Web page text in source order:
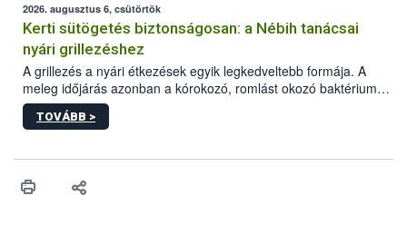
érésű szőlőkben is legyen lehetőség a károsító elleni további
védekezésre. Az Oroganic készítmény kis kiszerelésben kiskerti
felhasználók számára is elérhető és ökológiai termesztésben is
engedélyezett.
2026. augusztus 6, csütörtök
Kerti sütögetés biztonságosan: a Nébih tanácsai
nyári grillezéshez
A grillezés a nyári étkezések egyik legkedveltebb formája. A
meleg időjárás azonban a kórokozó, romlást okozó baktériumok
gyorsabb szaporodásának is kedvez. A szabadtéri sütögetés
ezért nem csupán a megfelelő sütési technikáról szól: legalább
higiéniai szabályok betartása, a megfelelő hőkezelés, valamint a
biztonsági Hivatal (Nébih) Oktatási Programja összegyűjtötte a
TOVÁBB >